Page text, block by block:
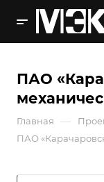
ПАО
Главная —
ПАО